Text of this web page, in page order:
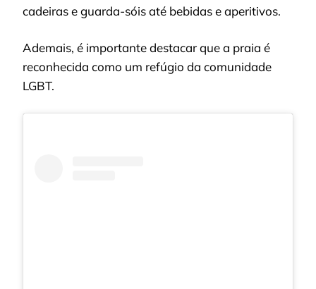
cadeiras e guarda-sóis até bebidas e aperitivos.
Ademais, é importante destacar que a praia é
reconhecida como um refúgio da comunidade
LGBT.